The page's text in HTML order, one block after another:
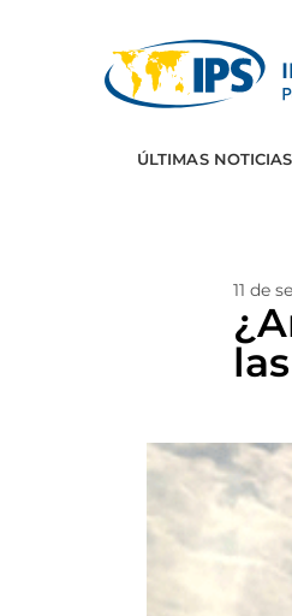
ÚLTIMAS NOTICIAS
11 de